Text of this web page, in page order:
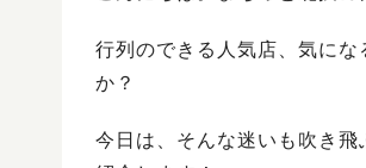
行列のできる人気店、気に
か？
今日は、そんな迷いも吹き飛